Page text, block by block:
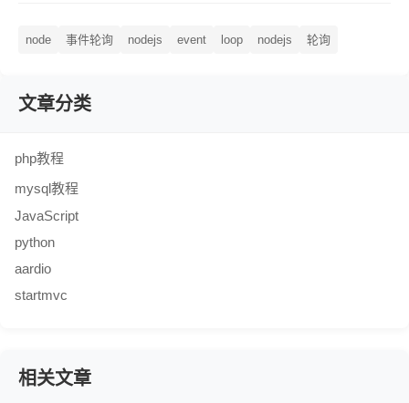
node 事件轮询 nodejs event loop nodejs 轮询
文章分类
php教程
mysql教程
JavaScript
python
aardio
startmvc
相关文章